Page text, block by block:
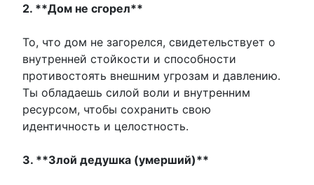
2. **Дом не сгорел**
То, что дом не загорелся, свидетельствует о
внутренней стойкости и способности
противостоять внешним угрозам и давлению.
Ты обладаешь силой воли и внутренним
ресурсом, чтобы сохранить свою
идентичность и целостность.
3. **Злой дедушка (умерший)**